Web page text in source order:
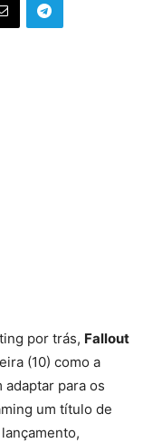
por trás, Fallout
(10) como a
para os
um título de